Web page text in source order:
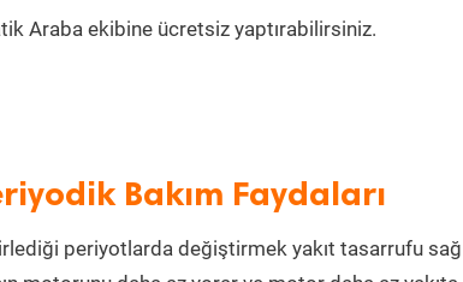
Araba ekibine ücretsiz yaptırabilirsiniz.
Bakım Faydaları
periyotlarda değiştirmek yakıt tasarrufu